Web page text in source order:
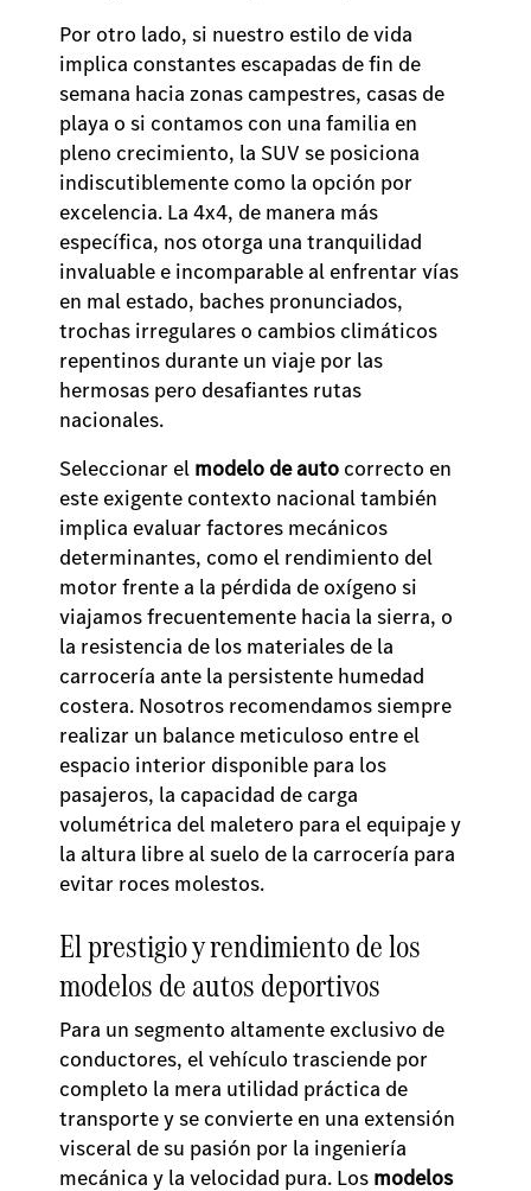
Por otro lado, si nuestro estilo de vida
implica constantes escapadas de fin de
semana hacia zonas campestres, casas de
playa o si contamos con una familia en
pleno crecimiento, la SUV se posiciona
indiscutiblemente como la opción por
excelencia. La 4x4, de manera más
específica, nos otorga una tranquilidad
invaluable e incomparable al enfrentar vías
en mal estado, baches pronunciados,
trochas irregulares o cambios climáticos
repentinos durante un viaje por las
hermosas pero desafiantes rutas
nacionales.
Seleccionar el modelo de auto correcto en
este exigente contexto nacional también
implica evaluar factores mecánicos
determinantes, como el rendimiento del
motor frente a la pérdida de oxígeno si
viajamos frecuentemente hacia la sierra, o
la resistencia de los materiales de la
carrocería ante la persistente humedad
costera. Nosotros recomendamos siempre
realizar un balance meticuloso entre el
espacio interior disponible para los
pasajeros, la capacidad de carga
volumétrica del maletero para el equipaje y
la altura libre al suelo de la carrocería para
evitar roces molestos.
El prestigio y rendimiento de los
modelos de autos deportivos
Para un segmento altamente exclusivo de
conductores, el vehículo trasciende por
completo la mera utilidad práctica de
transporte y se convierte en una extensión
visceral de su pasión por la ingeniería
mecánica y la velocidad pura. Los modelos